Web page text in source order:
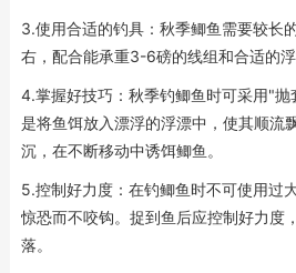
3.使用合适的钓具：秋季鲫鱼需要较长
右，配合能承重3-6磅的线组和合适的浮
4.掌握好技巧：秋季钓鲫鱼时可采用"
是将鱼饵放入漂浮的浮漂中，使其顺流
沉，在不断移动中诱饵鲫鱼。
5.控制好力度：在钓鲫鱼时不可使用过
惊恐而不咬钩。捉到鱼后应控制好力度
落。